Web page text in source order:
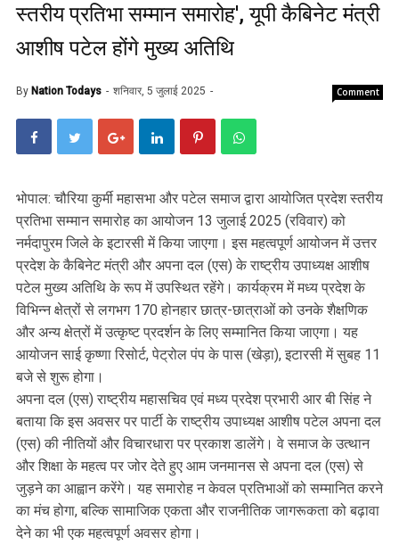
स्तरीय प्रतिभा सम्मान समारोह', यूपी कैबिनेट मंत्री
आशीष पटेल होंगे मुख्य अतिथि
By Nation Todays शनिवार, 5 जुलाई 2025 Comment
भोपाल: चौरिया कुर्मी महासभा और पटेल समाज द्वारा आयोजित प्रदेश स्तरीय
प्रतिभा सम्मान समारोह का आयोजन 13 जुलाई 2025 (रविवार) को
नर्मदापुरम जिले के इटारसी में किया जाएगा। इस महत्वपूर्ण आयोजन में उत्तर
प्रदेश के कैबिनेट मंत्री और अपना दल (एस) के राष्ट्रीय उपाध्यक्ष आशीष
पटेल मुख्य अतिथि के रूप में उपस्थित रहेंगे। कार्यक्रम में मध्य प्रदेश के
विभिन्न क्षेत्रों से लगभग 170 होनहार छात्र-छात्राओं को उनके शैक्षणिक
और अन्य क्षेत्रों में उत्कृष्ट प्रदर्शन के लिए सम्मानित किया जाएगा। यह
आयोजन साई कृष्णा रिसोर्ट, पेट्रोल पंप के पास (खेड़ा), इटारसी में सुबह 11
बजे से शुरू होगा।
अपना दल (एस) राष्ट्रीय महासचिव एवं मध्य प्रदेश प्रभारी आर बी सिंह ने
बताया कि इस अवसर पर पार्टी के राष्ट्रीय उपाध्यक्ष आशीष पटेल अपना दल
(एस) की नीतियों और विचारधारा पर प्रकाश डालेंगे। वे समाज के उत्थान
और शिक्षा के महत्व पर जोर देते हुए आम जनमानस से अपना दल (एस) से
जुड़ने का आह्वान करेंगे। यह समारोह न केवल प्रतिभाओं को सम्मानित करने
का मंच होगा, बल्कि सामाजिक एकता और राजनीतिक जागरूकता को बढ़ावा
देने का भी एक महत्वपूर्ण अवसर होगा।